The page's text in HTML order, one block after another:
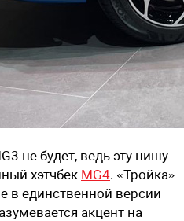
не будет, ведь эту нишу
хэтчбек MG4. «Тройка»
в единственной версии
акцент на